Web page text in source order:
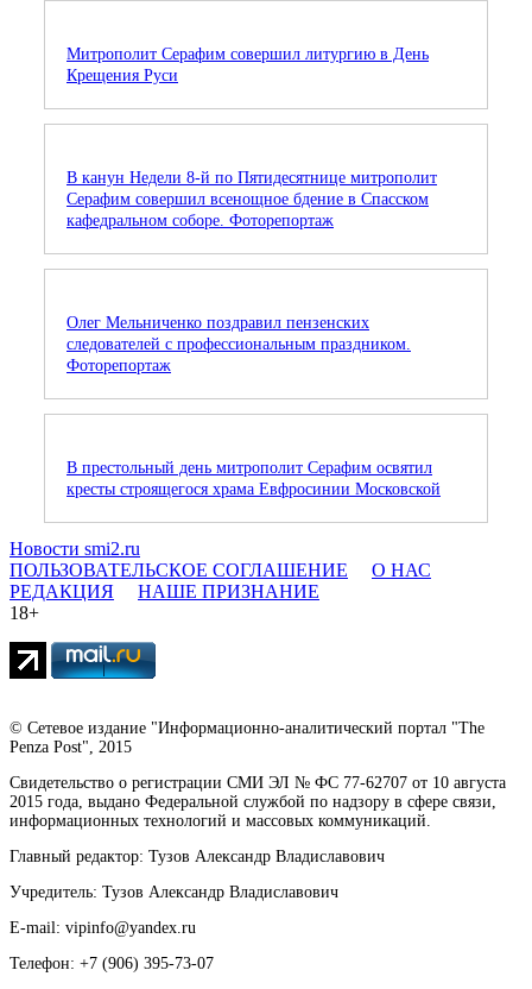
Митрополит Серафим совершил литургию в День
Крещения Руси
В канун Недели 8-й по Пятидесятнице митрополит
Серафим совершил всенощное бдение в Спасском
кафедральном соборе. Фоторепортаж
Олег Мельниченко поздравил пензенских
следователей с профессиональным праздником.
Фоторепортаж
В престольный день митрополит Серафим освятил
кресты строящегося храма Евфросинии Московской
Новости smi2.ru
ПОЛЬЗОВАТЕЛЬСКОЕ СОГЛАШЕНИЕ
О НАС
РЕДАКЦИЯ
НАШЕ ПРИЗНАНИЕ
18+
© Сетевое издание "Информационно-аналитический портал "The
Penza Post", 2015
Свидетельство о регистрации СМИ ЭЛ № ФС 77-62707 от 10 августа
2015 года, выдано Федеральной службой по надзору в сфере связи,
информационных технологий и массовых коммуникаций.
Главный редактор: Тузов Александр Владиславович
Учредитель: Тузов Александр Владиславович
E-mail: vipinfo@yandex.ru
Телефон: +7 (906) 395-73-07